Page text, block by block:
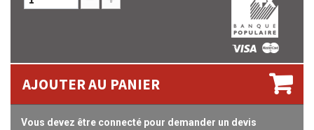
AJOUTER AU PANIER
Vous devez être connecté pour demander un devis